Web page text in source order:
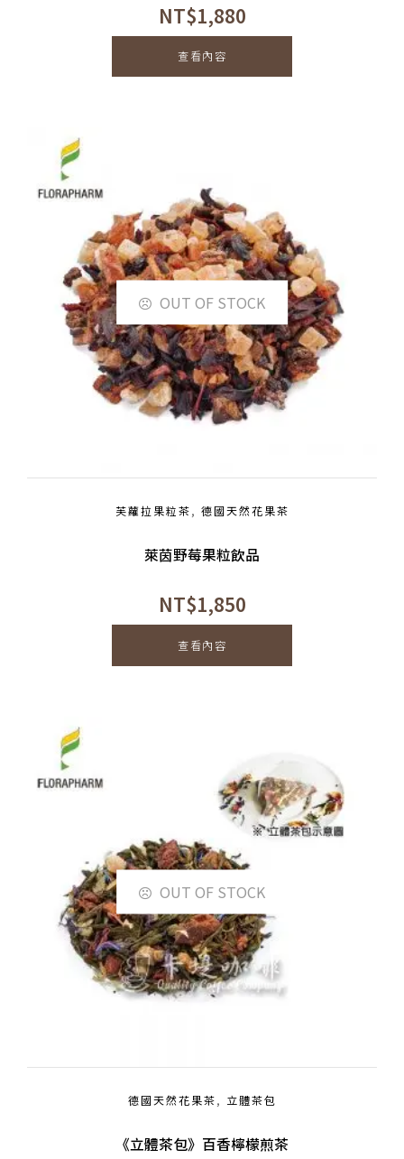
NT$1,880
查看內容
OUT OF STOCK
芙蘿拉果粒茶, 德國天然花果茶
萊茵野莓果粒飲品
NT$1,850
查看內容
OUT OF STOCK
德國天然花果茶, 立體茶包
《立體茶包》百香檸檬煎茶